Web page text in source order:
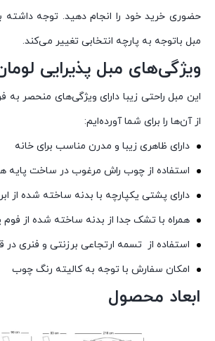
حضوری خرید خود را انجام دهید. توجه
مبل باتوجه به پارچه انتخابی تغییر می‌کند.
ویژگی‌های مبل پذیرایی
این مبل راحتی زیبا دارای ویژگی‌های منحصر
از آن‌ها را برای شما آورده‌ایم:
دارای ظاهری زیبا و مدرن مناسب برای خانه
استفاده از چوب راش مرغوب در ساخت پایه
دارای پشتی یکپارچه با بدنه ساخته شده از
همراه با تشک جدا از بدنه ساخته شده از فوم
استفاده از تسمه ارتجاعی برزنتی و فنری
امکان سفارش با توجه به کالیته رنگ چوب
ابعاد محصول